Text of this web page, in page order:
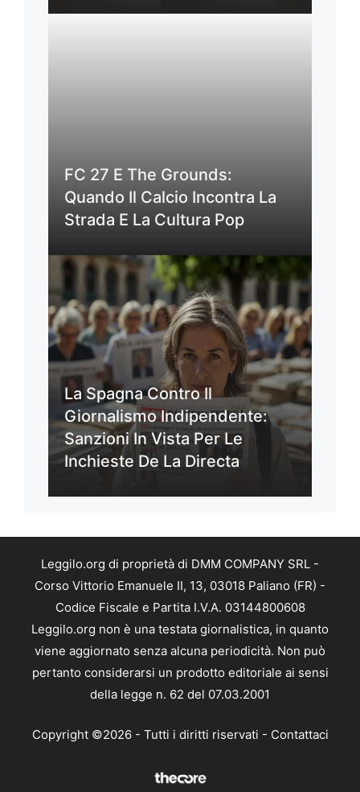
FC 27 E The Grounds:
Quando Il Calcio Incontra La
Strada E La Cultura Pop
La Spagna Contro Il
Giornalismo Indipendente:
Sanzioni In Vista Per Le
Inchieste De La Directa
Leggilo.org di proprietà di DMM COMPANY SRL -
Corso Vittorio Emanuele II, 13, 03018 Paliano (FR) -
Codice Fiscale e Partita I.V.A. 03144800608
Leggilo.org non è una testata giornalistica, in quanto
viene aggiornato senza alcuna periodicità. Non può
pertanto considerarsi un prodotto editoriale ai sensi
della legge n. 62 del 07.03.2001
Copyright ©2026 - Tutti i diritti riservati - Contattaci